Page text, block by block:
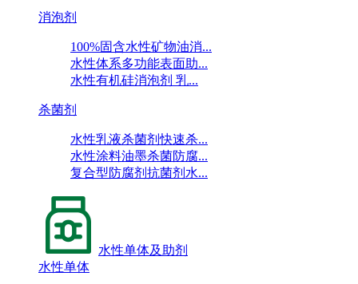
消泡剂
100%固含水性矿物油消...
水性体系多功能表面助...
水性有机硅消泡剂 乳...
杀菌剂
水性乳液杀菌剂快速杀...
水性涂料油墨杀菌防腐...
复合型防腐剂抗菌剂水...
水性单体及助剂
水性单体